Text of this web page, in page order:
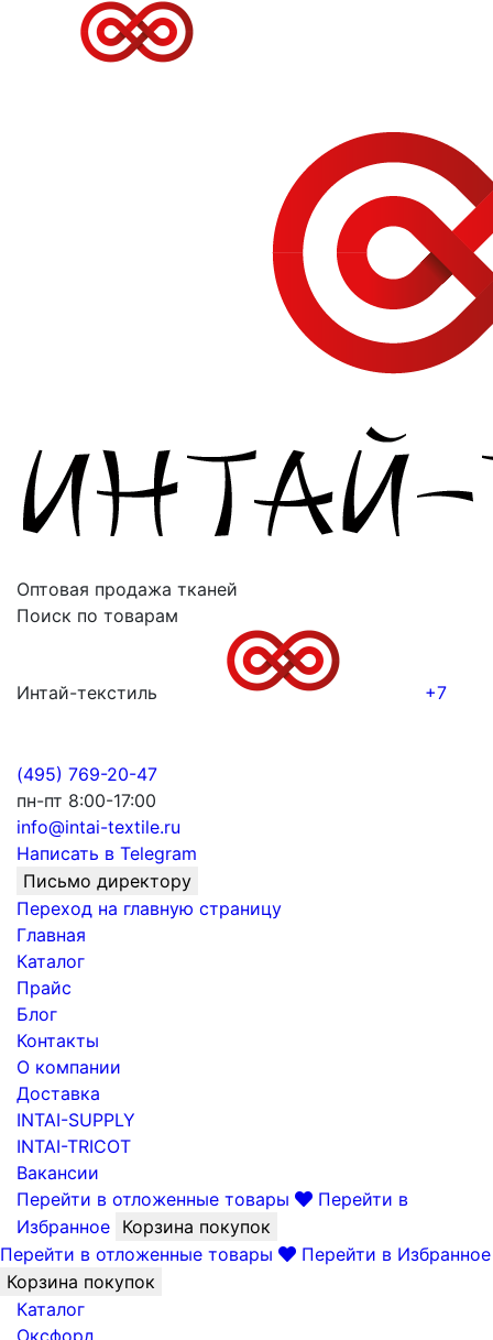
Оптовая продажа тканей
Поиск по товарам
Интай-текстиль +7
(495) 769-20-47
пн-пт 8:00-17:00
info@intai-textile.ru
Написать в Telegram
Письмо директору
Переход на главную страницу
Главная
Каталог
Прайс
Блог
Контакты
О компании
Доставка
INTAI-SUPPLY
INTAI-TRICOT
Вакансии
Перейти в отложенные товары
Перейти в
Избранное Корзина покупок
Перейти в отложенные товары
Перейти в Избранное
Корзина покупок
Каталог
Оксфорд